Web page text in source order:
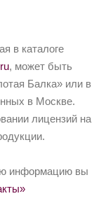
в каталоге
, может быть
Балка» или в
в Москве.
лицензий на
информацию вы